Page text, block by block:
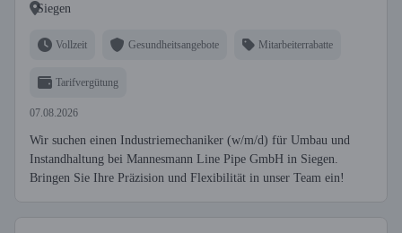
Siegen
Vollzeit Gesundheitsangebote Mitarbeiterrabatte
Tarifvergütung
07.08.2026
Wir suchen einen Industriemechaniker (w/m/d) für Umbau und
Instandhaltung bei Mannesmann Line Pipe GmbH in Siegen.
Bringen Sie Ihre Präzision und Flexibilität in unser Team ein!